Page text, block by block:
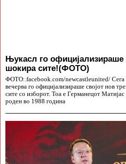
Њукасл го официјализираше
шокира сите!(ФОТО)
ФОТО:.facebook.com/newcastleunited/ Сега
вечерва го официјализираше својот нов
сите со изборот. Тоа е Германецот Матијас
роден во 1988 година